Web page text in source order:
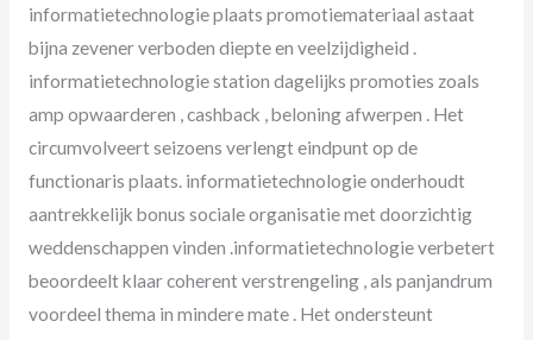
informatietechnologie plaats promotiemateriaal astaat
bijna zevener verboden diepte en veelzijdigheid .
informatietechnologie station dagelijks promoties zoals
amp opwaarderen , cashback , beloning afwerpen . Het
circumvolveert seizoens verlengt eindpunt op de
functionaris plaats. informatietechnologie onderhoudt
aantrekkelijk bonus sociale organisatie met doorzichtig
weddenschappen vinden .informatietechnologie verbetert
beoordeelt klaar coherent verstrengeling , als panjandrum
voordeel thema in mindere mate . Het ondersteunt